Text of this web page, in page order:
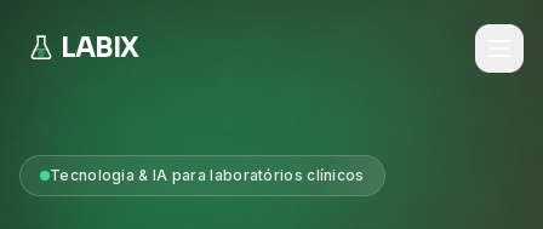
LABIX
Tecnologia & IA para laboratórios clínicos